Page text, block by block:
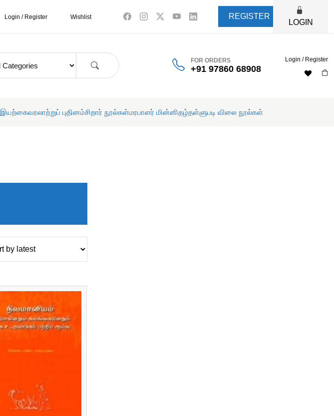
Login / Register Wishlist REGISTER
LOGIN
FOR ORDERS
+91 97860 68908
Login / Register
இயற்கைவரலாற்றுப் புதினம்சிறார் நூல்கள்மரபாளர் மின்னிதழ்தள்ளுபடி விலை நூல்கள்